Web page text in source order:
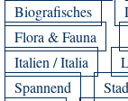
Biografisches
Flora & Fauna
Italien / Italia
Spannend